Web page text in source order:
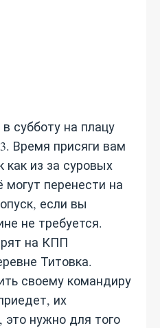
субботу на плацу
Время присяги вам
из за суровых
могут перенести на
если вы
не требуется.
на КПП
Титовка.
своему командиру
их
нужно для того